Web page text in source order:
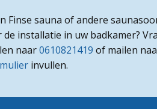
Finse sauna of andere
installatie in uw badkamer?
naar0610821419 of mailen
invullen.